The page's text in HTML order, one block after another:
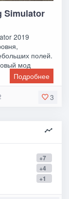
Simulator
2019
полей.
мод
Подробнее
3
+7
+4
+1